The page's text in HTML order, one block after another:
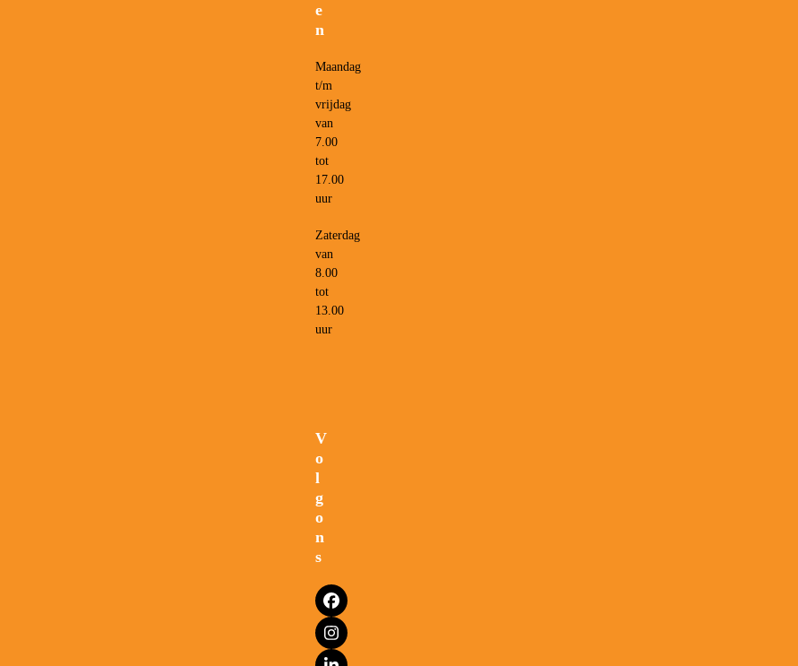
e
n
Maandag
t/m
vrijdag
van
7.00
tot
17.00
uur
Zaterdag
van
8.00
tot
13.00
uur
V
o
l
g
o
n
s
Facebook
Instagram